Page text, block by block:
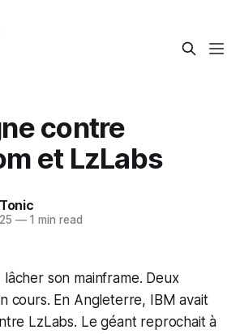
contre
et LzLabs
—1 min read
son mainframe. Deux
cours. En Angleterre, IBM avait
LzLabs. Le géant reprochait à